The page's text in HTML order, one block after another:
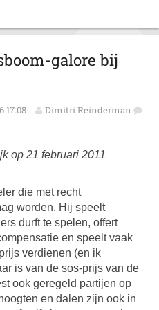
galore bij
17:08
Dimitri Reinderman
op 21 februari 2011
die met recht
worden. Hij speelt
durft te spelen, offert
en speelt vaak
verdienen (en ik
is van de sos-prijs van de
ook geregeld partijen op
en dalen zijn ook in